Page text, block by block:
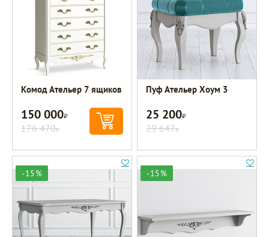
Комод Ательер 7 ящиков
150 000Р
176 470Р
Пуф Ательер Хоум 3
25 200Р
29 647Р
-15% -15%